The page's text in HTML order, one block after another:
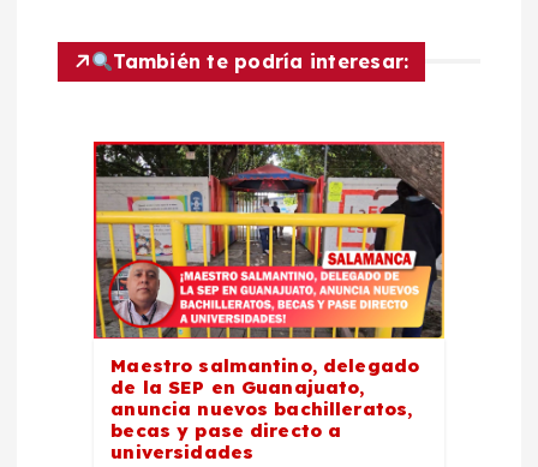
c
También te podría interesar:
Maestro salmantino, delegado
de la SEP en Guanajuato,
anuncia nuevos bachilleratos,
becas y pase directo a
universidades